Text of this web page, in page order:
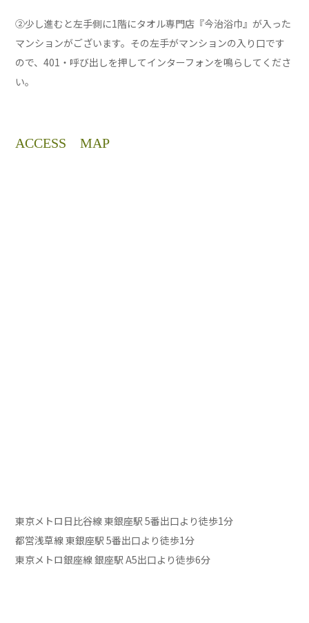
②少し進むと左手側に1階にタオル専門店『今治浴巾』が入った
マンションがございます。その左手がマンションの入り口です
ので、401・呼び出しを押してインターフォンを鳴らしてくださ
い。
ACCESS MAP
東京メトロ日比谷線 東銀座駅 5番出口より徒歩1分
都営浅草線 東銀座駅 5番出口より徒歩1分
東京メトロ銀座線 銀座駅 A5出口より徒歩6分